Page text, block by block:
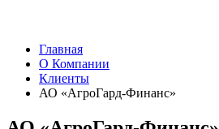
Главная
О Компании
Клиенты
АО «АгроГард-Финанс»